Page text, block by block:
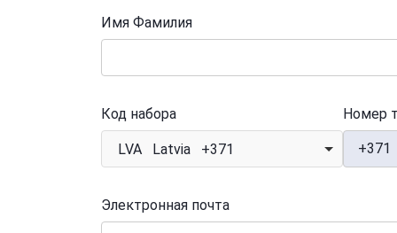
Имя Фамилия
Код набора
LVA Latvia +371
Номер
+371
Электронная почта